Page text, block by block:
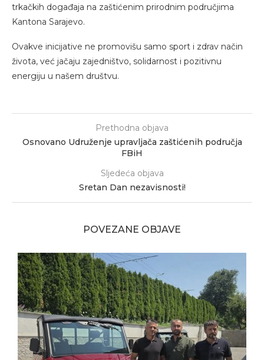
trkačkih događaja na zaštićenim prirodnim područjima
Kantona Sarajevo.
Ovakve inicijative ne promovišu samo sport i zdrav način
života, već jačaju zajedništvo, solidarnost i pozitivnu
energiju u našem društvu.
Prethodna objava
Osnovano Udruženje upravljača zaštićenih područja
FBiH
Sljedeća objava
Sretan Dan nezavisnosti!
POVEZANE OBJAVE